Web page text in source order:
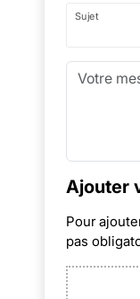
Sujet
Ajouter
Pour
pas